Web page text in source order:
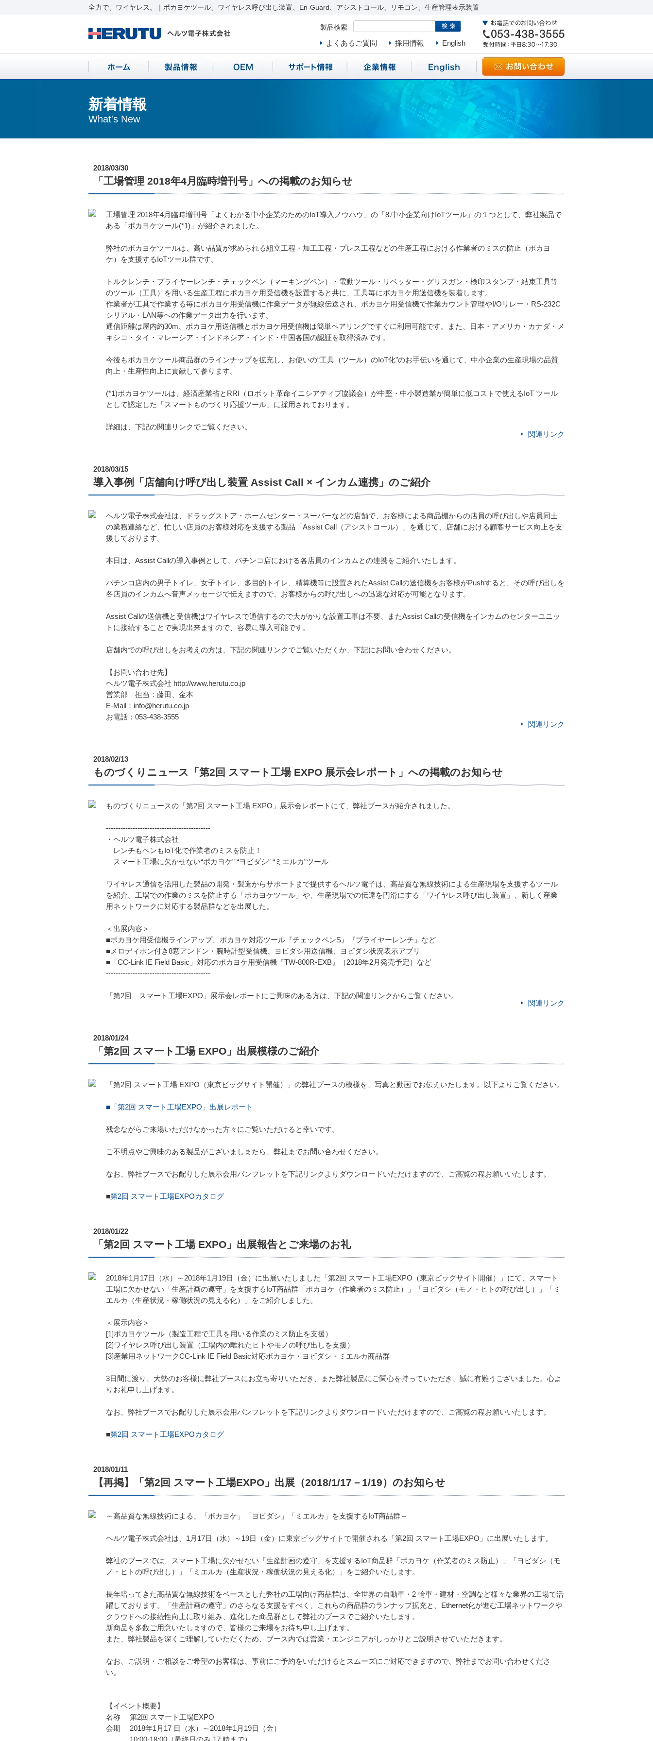
全力で、ワイヤレス。｜ポカヨケツール、ワイヤレス呼び出し装置、En-Guard、アシストコール、リモコン、生産管理表示装置
製品検索
よくあるご質問 採用情報 English
新着情報
What's New
2018/03/30
「工場管理 2018年4月臨時増刊号」への掲載のお知らせ
工場管理 2018年4月臨時増刊号「よくわかる中小企業のためのIoT導入ノウハウ」の「8.中小企業向けIoTツール」の１つとして、弊社製品で
ある「ポカヨケツール(*1)」が紹介されました。
弊社のポカヨケツールは、高い品質が求められる組立工程・加工工程・プレス工程などの生産工程における作業者のミスの防止（ポカヨ
ケ）を支援するIoTツール群です。
トルクレンチ・プライヤーレンチ・チェックペン（マーキングペン）・電動ツール・リベッター・グリスガン・検印スタンプ・結束工具等
のツール（工具）を用いる生産工程にポカヨケ用受信機を設置すると共に、工具毎にポカヨケ用送信機を装着します。
作業者が工具で作業する毎にポカヨケ用受信機に作業データが無線伝送され、ポカヨケ用受信機で作業カウント管理やI/Oリレー・RS-232C
シリアル・LAN等への作業データ出力を行います。
通信距離は屋内約30m、ポカヨケ用送信機とポカヨケ用受信機は簡単ペアリングですぐに利用可能です。また、日本・アメリカ・カナダ・メ
キシコ・タイ・マレーシア・インドネシア・インド・中国各国の認証を取得済みです。
今後もポカヨケツール商品群のラインナップを拡充し、お使いの“工具（ツール）のIoT化”のお手伝いを通じて、中小企業の生産現場の品質
向上・生産性向上に貢献して参ります。
(*1)ポカヨケツールは、経済産業省とRRI（ロボット革命イニシアティブ協議会）が中堅・中小製造業が簡単に低コストで使えるIoT ツール
として認定した「スマートものづくり応援ツール」に採用されております。
詳細は、下記の関連リンクでご覧ください。
関連リンク
2018/03/15
導入事例「店舗向け呼び出し装置 Assist Call × インカム連携」のご紹介
ヘルツ電子株式会社は、ドラッグストア・ホームセンター・スーパーなどの店舗で、お客様による商品棚からの店員の呼び出しや店員同士
の業務連絡など、忙しい店員のお客様対応を支援する製品「Assist Call（アシストコール）」を通じて、店舗における顧客サービス向上を支
援しております。
本日は、Assist Callの導入事例として、パチンコ店における各店員のインカムとの連携をご紹介いたします。
パチンコ店内の男子トイレ、女子トイレ、多目的トイレ、精算機等に設置されたAssist Callの送信機をお客様がPushすると、その呼び出しを
各店員のインカムへ音声メッセージで伝えますので、お客様からの呼び出しへの迅速な対応が可能となります。
Assist Callの送信機と受信機はワイヤレスで通信するので大がかりな設置工事は不要、またAssist Callの受信機をインカムのセンターユニッ
トに接続することで実現出来ますので、容易に導入可能です。
店舗内での呼び出しをお考えの方は、下記の関連リンクでご覧いただくか、下記にお問い合わせください。
【お問い合わせ先】
ヘルツ電子株式会社 http://www.herutu.co.jp
営業部 担当：藤田、金本
E-Mail：info@herutu.co.jp
お電話：053-438-3555
関連リンク
2018/02/13
ものづくりニュース「第2回 スマート工場 EXPO 展示会レポート」への掲載のお知らせ
ものづくりニュースの「第2回 スマート工場 EXPO」展示会レポートにて、弊社ブースが紹介されました。
-------------------------------------------
・ヘルツ電子株式会社
レンチもペンもIoT化で作業者のミスを防止！
スマート工場に欠かせない“ポカヨケ” “ヨビダシ” “ミエルカ”ツール
ワイヤレス通信を活用した製品の開発・製造からサポートまで提供するヘルツ電子は、高品質な無線技術による生産現場を支援するツール
を紹介。工場での作業のミスを防止する「ポカヨケツール」や、生産現場での伝達を円滑にする「ワイヤレス呼び出し装置」、新しく産業
用ネットワークに対応する製品群などを出展した。
＜出展内容＞
■ポカヨケ用受信機ラインアップ、ポカヨケ対応ツール『チェックペンS』『プライヤーレンチ』など
■メロディホン付き8窓アンドン・腕時計型受信機、ヨビダシ用送信機、ヨビダシ状況表示アプリ
■「CC-Link IE Field Basic」対応のポカヨケ用受信機『TW-800R-EXB』（2018年2月発売予定）など
-------------------------------------------
「第2回 スマート工場EXPO」展示会レポートにご興味のある方は、下記の関連リンクからご覧ください。
関連リンク
2018/01/24
「第2回 スマート工場 EXPO」出展模様のご紹介
「第2回 スマート工場 EXPO（東京ビッグサイト開催）」の弊社ブースの模様を、写真と動画でお伝えいたします。以下よりご覧ください。
■「第2回 スマート工場EXPO」出展レポート
残念ながらご来場いただけなかった方々にご覧いただけると幸いです。
ご不明点やご興味のある製品がございましまたら、弊社までお問い合わせください。
なお、弊社ブースでお配りした展示会用パンフレットを下記リンクよりダウンロードいただけますので、ご高覧の程お願いいたします。
■第2回 スマート工場EXPOカタログ
2018/01/22
「第2回 スマート工場 EXPO」出展報告とご来場のお礼
2018年1月17日（水）～2018年1月19日（金）に出展いたしました「第2回 スマート工場EXPO（東京ビッグサイト開催）」にて、スマート
工場に欠かせない「生産計画の遵守」を支援するIoT商品群「ポカヨケ（作業者のミス防止）」「ヨビダシ（モノ・ヒトの呼び出し）」「ミ
エルカ（生産状況・稼働状況の見える化）」をご紹介しました。
＜展示内容＞
[1]ポカヨケツール（製造工程で工具を用いる作業のミス防止を支援）
[2]ワイヤレス呼び出し装置（工場内の離れたヒトやモノの呼び出しを支援）
[3]産業用ネットワークCC-Link IE Field Basic対応ポカヨケ・ヨビダシ・ミエルカ商品群
3日間に渡り、大勢のお客様に弊社ブースにお立ち寄りいただき、また弊社製品にご関心を持っていただき、誠に有難うございました。心よ
りお礼申し上げます。
なお、弊社ブースでお配りした展示会用パンフレットを下記リンクよりダウンロードいただけますので、ご高覧の程お願いいたします。
■第2回 スマート工場EXPOカタログ
2018/01/11
【再掲】「第2回 スマート工場EXPO」出展（2018/1/17－1/19）のお知らせ
～高品質な無線技術による、「ポカヨケ」「ヨビダシ」「ミエルカ」を支援するIoT商品群～
ヘルツ電子株式会社は、1月17日（水）～19日（金）に東京ビッグサイトで開催される「第2回 スマート工場EXPO」に出展いたします。
弊社のブースでは、スマート工場に欠かせない「生産計画の遵守」を支援するIoT商品群「ポカヨケ（作業者のミス防止）」「ヨビダシ（モ
ノ・ヒトの呼び出し）」「ミエルカ（生産状況・稼働状況の見える化）」をご紹介いたします。
長年培ってきた高品質な無線技術をベースとした弊社の工場向け商品群は、全世界の自動車・2 輪車・建材・空調など様々な業界の工場で活
躍しております。「生産計画の遵守」のさらなる支援をすべく、これらの商品群のランナップ拡充と、Ethernet化が進む工場ネットワークや
クラウドへの接続性向上に取り組み、進化した商品群として弊社のブースでご紹介いたします。
新商品を多数ご用意いたしますので、皆様のご来場をお待ち申し上げます。
また、弊社製品を深くご理解していただくため、ブース内では営業・エンジニアがしっかりとご説明させていただきます。
なお、ご説明・ご相談をご希望のお客様は、事前にご予約をいただけるとスムーズにご対応できますので、弊社までお問い合わせくださ
い。
【イベント概要】
名称 第2回 スマート工場EXPO
会期 2018年1月17 日（水）～2018年1月19日（金）
10:00-18:00（最終日のみ 17 時まで）